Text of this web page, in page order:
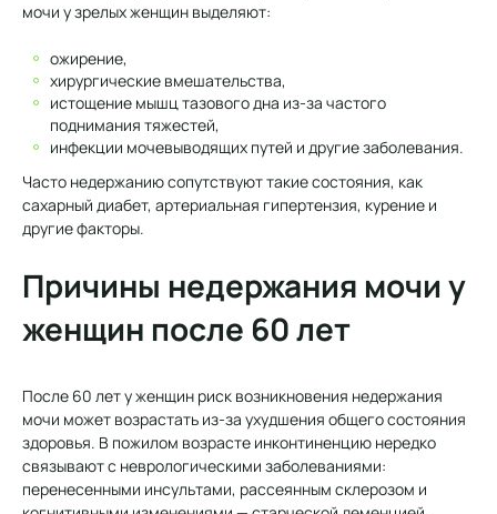
мочи у зрелых женщин выделяют:
ожирение,
хирургические вмешательства,
истощение мышц тазового дна из-за частого
поднимания тяжестей,
инфекции мочевыводящих путей и другие заболевания.
Часто недержанию сопутствуют такие состояния, как
сахарный диабет, артериальная гипертензия, курение и
другие факторы.
Причины недержания мочи у
женщин после 60 лет
После 60 лет у женщин риск возникновения недержания
мочи может возрастать из-за ухудшения общего состояния
здоровья. В пожилом возрасте инконтиненцию нередко
связывают с неврологическими заболеваниями:
перенесенными инсультами, рассеянным склерозом и